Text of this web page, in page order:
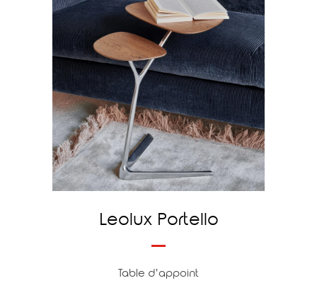
Leolux Portello
Table d’appoint